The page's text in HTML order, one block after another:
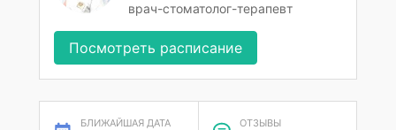
врач-стоматолог-терапевт
Посмотреть расписание
БЛИЖАЙШАЯ ДАТА ОТЗЫВЫ